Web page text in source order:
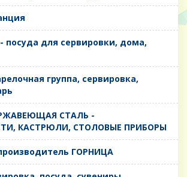
- посуда для сервировки, дома,
группа, сервировка,
СТАЛЬ -
КАСТРЮЛИ, СТОЛОВЫЕ ПРИБОРЫ
ГОРНИЦА